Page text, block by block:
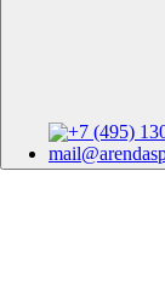
Аренда
+7 (495)